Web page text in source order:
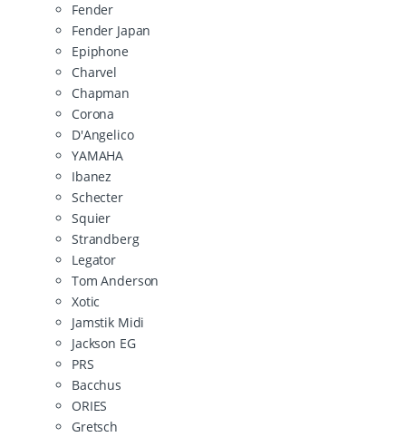
Fender
Fender Japan
Epiphone
Charvel
Chapman
Corona
D'Angelico
YAMAHA
Ibanez
Schecter
Squier
Strandberg
Legator
Tom Anderson
Xotic
Jamstik Midi
Jackson EG
PRS
Bacchus
ORIES
Gretsch